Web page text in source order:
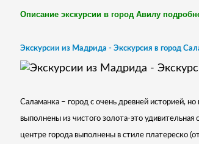
Описание экскурсии в город Авилу
Экскурсии из Мадрида - Экскурсия в город
Саламанка – город с очень древней историей,
выполнены из чистого золота-это
центре города выполнены в стиле платереско